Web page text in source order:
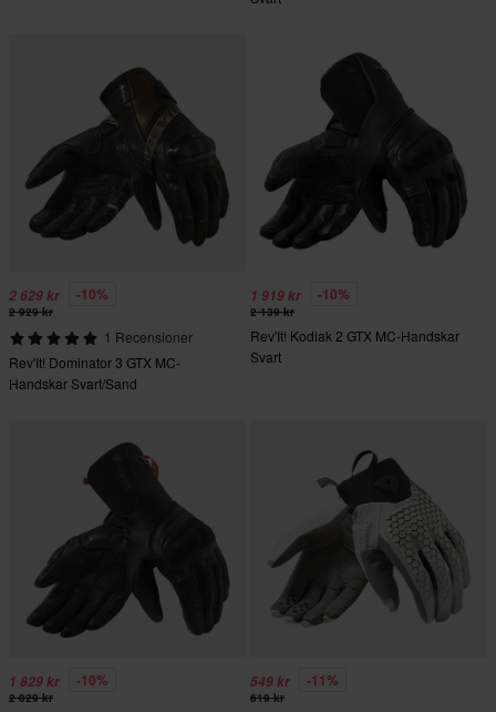
2 629 kr -10%
2 929 kr
1 Recensioner
Rev'It! Dominator 3 GTX MC-
Handskar Svart/Sand
1 919 kr -10%
2 139 kr
Rev'It! Kodiak 2 GTX MC-Handskar
Svart
1 829 kr -10%
2 029 kr
549 kr -11%
619 kr